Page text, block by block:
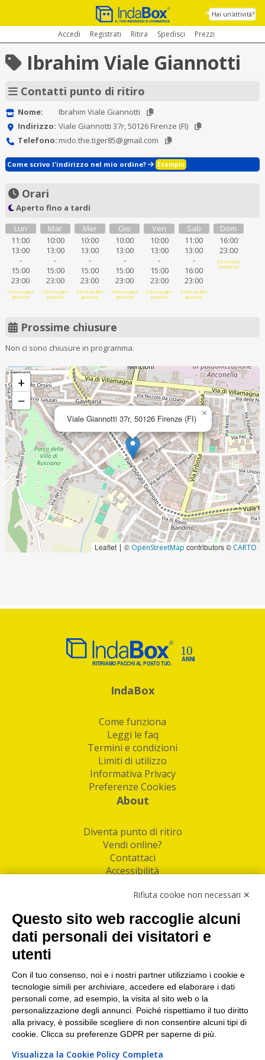
Hai un'attività?
Accedi Registrati Ritira Spedisci Prezzi
Ibrahim Viale Giannotti
Contatti punto di ritiro
Nome:
Ibrahim Viale Giannotti
Indirizzo: Viale Giannotti 37r, 50126 Firenze (FI)
Telefono: mido.the.tiger85@gmail.com
Come scrivo l'indirizzo nel mio ordine? Esempio
Orari
Aperto fino a tardi
Lun
11:00
13:00
-
15:00
23:00
Chiuso per
pranzo
Mar
10:00
13:00
-
15:00
23:00
Chiuso per
pranzo
Mer
10:00
13:00
-
15:00
23:00
Chiuso per
pranzo
Gio
10:00
13:00
-
15:00
23:00
Chiuso per
pranzo
Ven
10:00
13:00
-
15:00
23:00
Chiuso per
pranzo
Sab
11:00
13:00
-
16:00
23:00
Chiuso per
pranzo
Dom
16:00
23:00
Chiuso al
mattino
Prossime chiusure
Non ci sono chiusure in programma.
Viale Giannotti 37r, 50126 Firenze (FI) ×
+
−
Leaflet | ©OpenStreetMap contributors © CARTO
IndaBox
Come funziona
Leggi le faq
Termini e condizioni
Limiti di utilizzo
Informativa Privacy
Preferenze Cookies
About
Diventa punto di ritiro
Vendi online?
Contattaci
Accessibilità
Facebook
Linkedin
I nostri punti di ritiro e spedizione pacchi nelle
maggiori città italiane
Torino|Milano|Roma|Bologna|Firenze| Genova
Napoli|Varese
Rifiuta cookie non necessari ✕
Questo sito web raccoglie alcuni
dati personali dei visitatori e
utenti
Con il tuo consenso, noi e i nostri partner utilizziamo i cookie e
tecnologie simili per archiviare, accedere ed elaborare i dati
personali come, ad esempio, la visita al sito web o la
personalizzazione degli annunci. Poiché rispettiamo il tuo diritto
alla privacy, è possibile scegliere di non consentire alcuni tipi di
cookie. Clicca su preferenze GDPR per saperne di più.
Visualizza la Cookie Policy Completa